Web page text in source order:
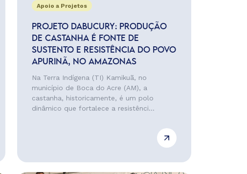
Apoio a Projetos
PROJETO DABUCURY: PRODUÇÃO
DE CASTANHA É FONTE DE
SUSTENTO E RESISTÊNCIA DO POVO
APURINÃ, NO AMAZONAS
Na Terra Indígena (TI) Kamikuã, no
município de Boca do Acre (AM), a
castanha, historicamente, é um polo
dinâmico que fortalece a resistênci...